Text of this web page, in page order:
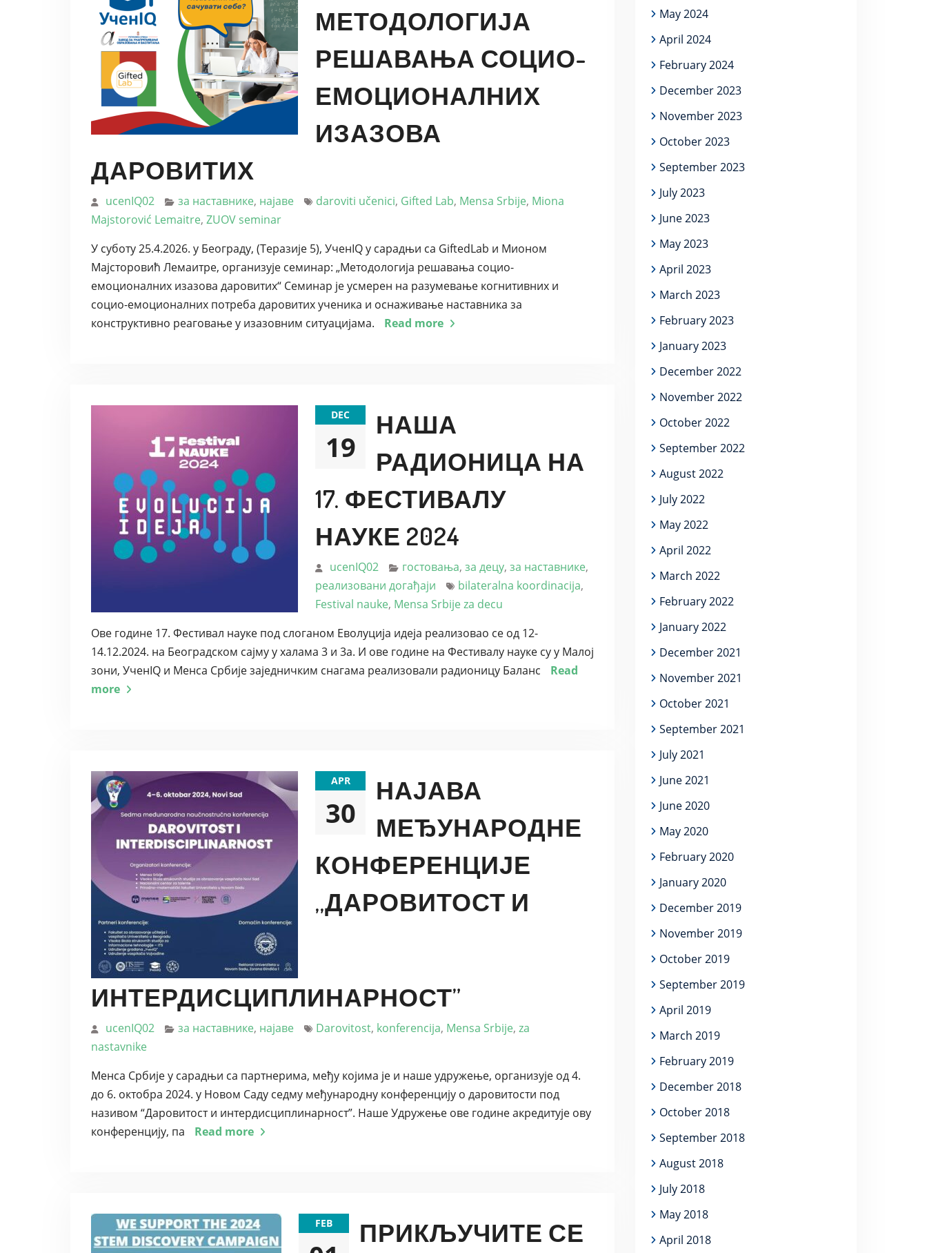
МЕТОДОЛОГИЈА
РЕШАВАЊА СОЦИО-
ЕМОЦИОНАЛНИХ
ИЗАЗОВА
ДАРОВИТИХ
ucenIQ02 за наставнике, најаве daroviti učenici, Gifted Lab, Mensa Srbije, Miona
Majstorović Lemaitre, ZUOV seminar
У суботу 25.4.2026. у Београду, (Теразије 5), УченIQ у сарадњи са GiftedLab и Мионом
Мајсторовић Лемаитре, организује семинар: „Методологија решавања социо-
емоционалних изазова даровитих“ Семинар је усмерен на разумевање когнитивних и
социо-емоционалних потреба даровитих ученика и оснаживање наставника за
конструктивно реаговање у изазовним ситуацијама.
Read more
DEC
19
НАША
РАДИОНИЦА НА
17. ФЕСТИВАЛУ
НАУКЕ 2024
ucenIQ02 гостовања, за децу, за наставнике,
реализовани догађаји
bilateralna koordinacija,
Festival nauke, Mensa Srbije za decu
Ове године 17. Фестивал науке под слоганом Еволуција идеја реализовао се од 12-
14.12.2024. на Београдском сајму у халама 3 и 3а. И ове године на Фестивалу науке су у Малој
зони, УченIQ и Менса Србије заједничким снагама реализовали радионицу Баланс
Read
more
APR
30
НАЈАВА
МЕЂУНАРОДНЕ
КОНФЕРЕНЦИЈЕ
,,ДАРОВИТОСТ И
ИНТЕРДИСЦИПЛИНАРНОСТ”
ucenIQ02 за наставнике, најаве Darovitost, konferencija, Mensa Srbije, za
nastavnike
Менса Србије у сарадњи са партнерима, међу којима је и наше удружење, организује од 4.
до 6. октобра 2024. у Новом Саду седму међународну конференцију о даровитости под
називом “Даровитост и интердисциплинарност”. Наше Удружење ове године акредитује ову
конференцију, па
Read more
FEB ПРИКЉУЧИТЕ СЕ
May 2024
April 2024
February 2024
December 2023
November 2023
October 2023
September 2023
July 2023
June 2023
May 2023
April 2023
March 2023
February 2023
January 2023
December 2022
November 2022
October 2022
September 2022
August 2022
July 2022
May 2022
April 2022
March 2022
February 2022
January 2022
December 2021
November 2021
October 2021
September 2021
July 2021
June 2021
June 2020
May 2020
February 2020
January 2020
December 2019
November 2019
October 2019
September 2019
April 2019
March 2019
February 2019
December 2018
October 2018
September 2018
August 2018
July 2018
May 2018
April 2018